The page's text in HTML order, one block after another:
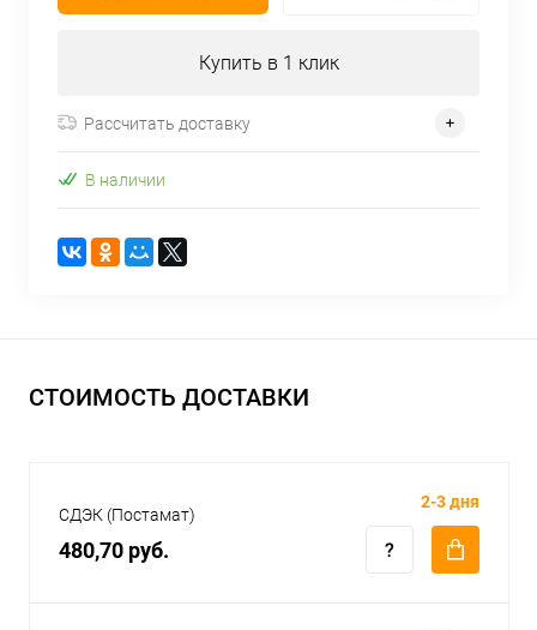
Купить в 1 клик
Рассчитать доставку
В наличии
СТОИМОСТЬ ДОСТАВКИ
СДЭК (Постамат)
480,70 руб.
2-3 дня